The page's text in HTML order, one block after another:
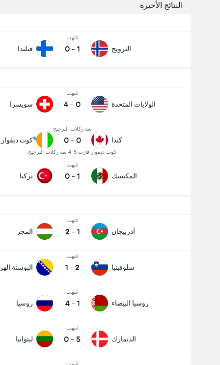
النتائج الأخيرة
النرويج
انتهت
1
-
0 فنلندا
الولايات المتحدة
انتهت
0
-
4 سويسرا
كندا
بعد ركلات الترجيح
0
-
0
كوت ديفوار فازت 5-4 بعد ركلات الترجيح
كوت ديفوار
المكسيك
انتهت
1
-
0 تركيا
أذربيجان
انتهت
1
-
2 المجر
سلوفينيا
انتهت
2
-
1 البوسنة
روسيا البيضاء
انتهت
1
-
4 روسيا
الدنمارك
انتهت
5
-
0 ليتوانيا
انتهت